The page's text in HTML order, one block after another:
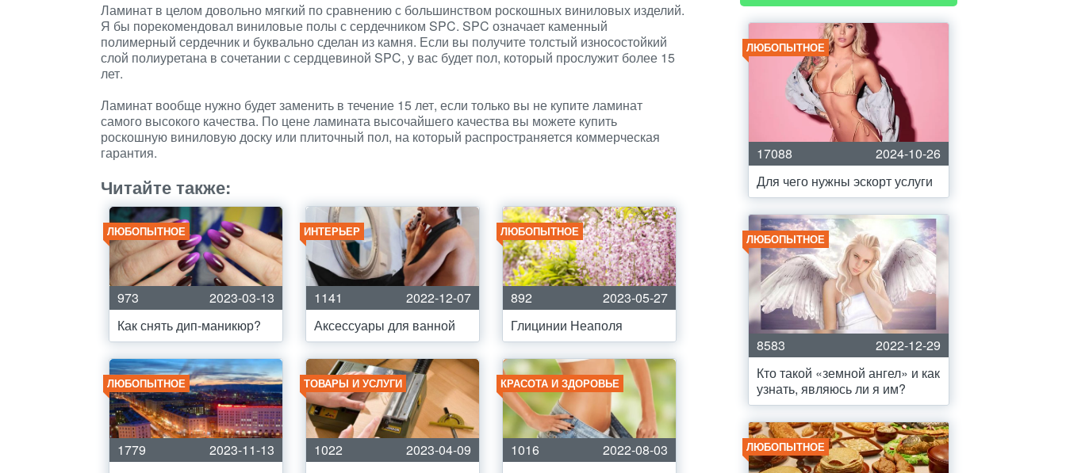
Ламинат в целом довольно мягкий по сравнению с большинством роскошных виниловых изделий.
Я бы порекомендовал виниловые полы с сердечником SPC. SPC означает каменный
полимерный сердечник и буквально сделан из камня. Если вы получите толстый износостойкий
слой полиуретана в сочетании с сердцевиной SPC, у вас будет пол, который прослужит более 15
лет.
Ламинат вообще нужно будет заменить в течение 15 лет, если только вы не купите ламинат
самого высокого качества. По цене ламината высочайшего качества вы можете купить
роскошную виниловую доску или плиточный пол, на который распространяется коммерческая
гарантия.
Читайте также:
ЛЮБОПЫТНОЕ
973
2023-03-13
Как снять дип-маникюр?
ИНТЕРЬЕР
1141
2022-12-07
Аксессуары для ванной
ЛЮБОПЫТНОЕ
892
2023-05-27
Глицинии Неаполя
ЛЮБОПЫТНОЕ
1779
2023-11-13
ТОВАРЫ И УСЛУГИ
1022
2023-04-09
КРАСОТА И ЗДОРОВЬЕ
1016
2022-08-03
ЛЮБОПЫТНОЕ
17088
2024-10-26
Для чего нужны эскорт услуги
ЛЮБОПЫТНОЕ
8583
2022-12-29
Кто такой «земной ангел» и как
узнать, являюсь ли я им?
ЛЮБОПЫТНОЕ